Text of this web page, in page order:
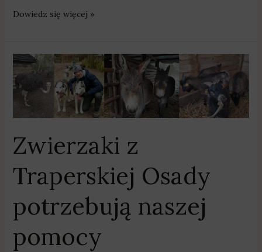
Dowiedz się więcej »
Zwierzaki z
Traperskiej Osady
potrzebują naszej
pomocy
Zwierzaki
z
Traperskiej
Osady
potrzebują
naszej
pomocy